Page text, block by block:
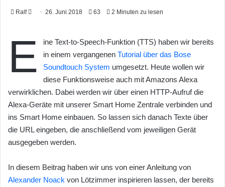
Ralf
o
w
n
X
26. Juni 2018 63 2 Minuten zu lesen
E
ine Text-to-Speech-Funktion (TTS) haben wir bereits
in einem vergangenen Tutorial über das Bose
Soundtouch System umgesetzt. Heute wollen wir
diese Funktionsweise auch mit Amazons Alexa
verwirklichen. Dabei werden wir über einen HTTP-Aufruf die
Alexa-Geräte mit unserer Smart Home Zentrale verbinden und
ins Smart Home einbauen. So lassen sich danach Texte über
die URL eingeben, die anschließend vom jeweiligen Gerät
ausgegeben werden.
In diesem Beitrag haben wir uns von einer Anleitung von
Alexander Noack von Lötzimmer inspirieren lassen, der bereits